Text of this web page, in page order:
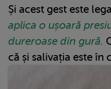
Și acest gest este
aplica o ușoară
dureroase din gură.
că și salivația este în